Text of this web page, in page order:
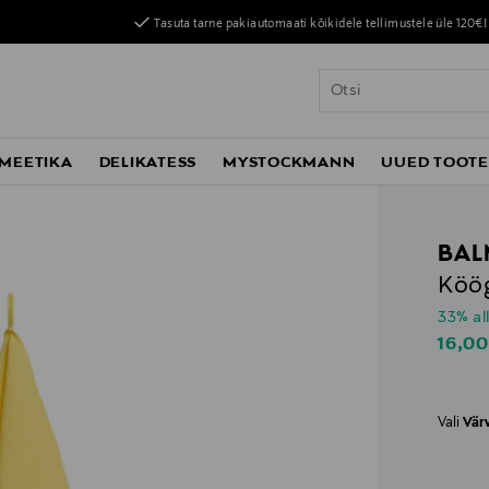
Tasuta tarne pakiautomaati kõikidele tellimustele üle 120€!
DELIKATESS MYSTOCKMANN UUED
33%
Vali